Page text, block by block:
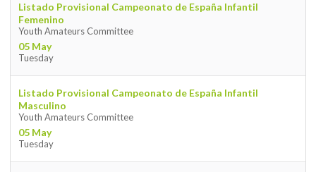
Listado Provisional Campeonato de España Infantil
Femenino
Youth Amateurs Committee
05 May
Tuesday
Listado Provisional Campeonato de España Infantil
Masculino
Youth Amateurs Committee
05 May
Tuesday